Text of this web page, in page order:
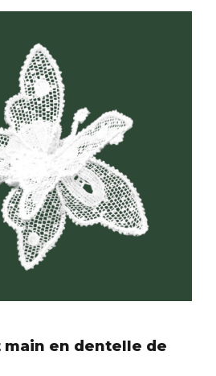
en dentelle de